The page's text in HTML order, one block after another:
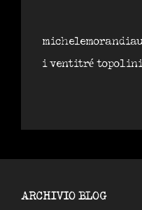
i ventitré
ARCHIVIO BLOG